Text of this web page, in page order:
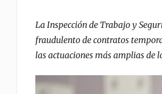
La Inspección de Trabajo y
fraudulento de contratos
las actuaciones más amplias de